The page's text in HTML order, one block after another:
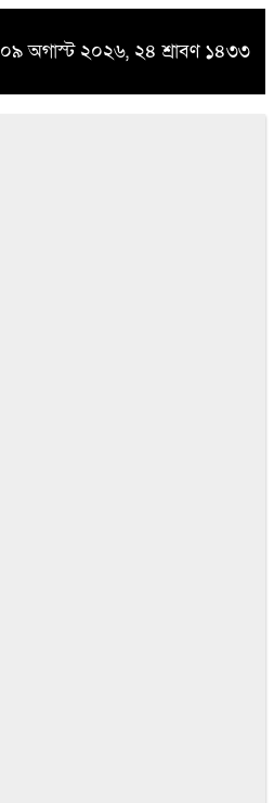
০৯ অগাস্ট ২০২৬, ২৪ শ্রাবণ ১৪৩৩